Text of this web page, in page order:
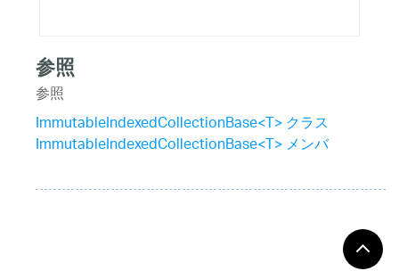
参照
参照
ImmutableIndexedCollectionBase<T> クラス
ImmutableIndexedCollectionBase<T> メンバ